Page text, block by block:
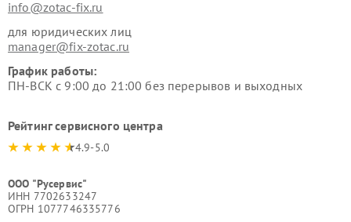
info@zotac-fix.ru
для юридических лиц
manager@fix-zotac.ru
График работы:
ПН-ВСК с 9:00 до 21:00 без перерывов и выходных
Рейтинг сервисного центра
4.9-5.0
ООО "Русервис"
ИНН 7702633247
ОГРН 1077746335776